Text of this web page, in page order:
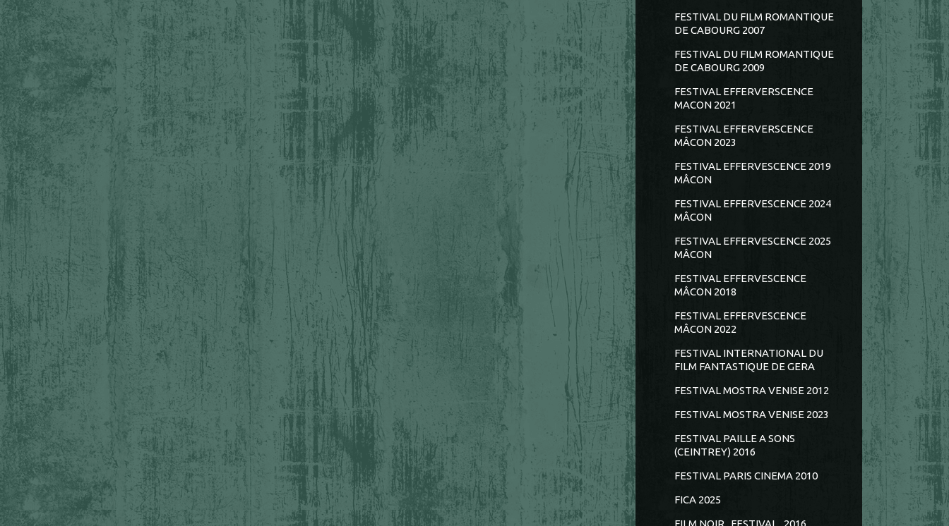
FESTIVAL DU FILM ROMANTIQUE
DE CABOURG 2007
FESTIVAL DU FILM ROMANTIQUE
DE CABOURG 2009
FESTIVAL EFFERVERSCENCE
MACON 2021
FESTIVAL EFFERVERSCENCE
MÂCON 2023
FESTIVAL EFFERVESCENCE 2019
MÂCON
FESTIVAL EFFERVESCENCE 2024
MÂCON
FESTIVAL EFFERVESCENCE 2025
MÂCON
FESTIVAL EFFERVESCENCE
MÂCON 2018
FESTIVAL EFFERVESCENCE
MÂCON 2022
FESTIVAL INTERNATIONAL DU
FILM FANTASTIQUE DE GERA
FESTIVAL MOSTRA VENISE 2012
FESTIVAL MOSTRA VENISE 2023
FESTIVAL PAILLE A SONS
(CEINTREY) 2016
FESTIVAL PARIS CINEMA 2010
FICA 2025